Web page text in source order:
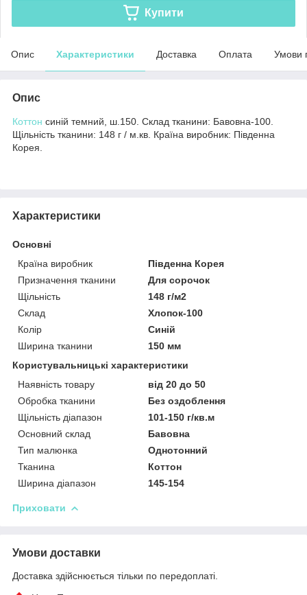
Купити
Опис Характеристики Доставка Оплата Умови
Опис
Коттон синій темний, ш.150. Склад тканини: Бавовна-100.
Щільність тканини: 148 г / м.кв. Країна виробник: Південна
Корея.
Характеристики
Основні
Країна виробник
Південна Корея
Призначення тканини
Для сорочок
Щільність
148 г/м2
Склад
Хлопок-100
Колір
Синій
Ширина тканини
150 мм
Користувальницькі характеристики
Наявність товару
від 20 до 50
Обробка тканини
Без оздоблення
Щільність діапазон
101-150 г/кв.м
Основний склад
Бавовна
Тип малюнка
Однотонний
Тканина
Коттон
Ширина діапазон
145-154
Приховати
Умови доставки
Доставка здійснюється тільки по передоплаті.